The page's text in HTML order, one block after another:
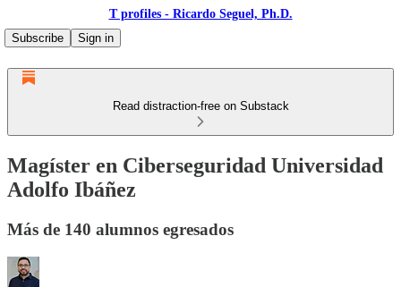
T profiles - Ricardo Seguel, Ph.D.
Subscribe
Sign in
Read distraction-free on Substack
Magíster en Ciberseguridad Universidad
Adolfo Ibáñez
Más de 140 alumnos egresados